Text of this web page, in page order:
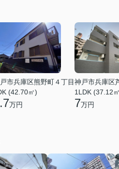
市兵庫区熊野町４丁目
(42.70㎡)
万円
神戸市兵庫区
1LDK (37.12
7万円